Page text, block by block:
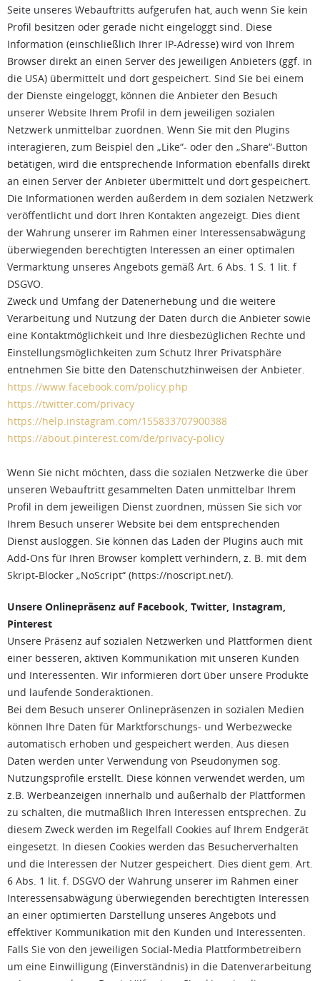
Seite unseres Webauftritts aufgerufen hat, auch wenn Sie kein
Profil besitzen oder gerade nicht eingeloggt sind. Diese
Information (einschließlich Ihrer IP-Adresse) wird von Ihrem
Browser direkt an einen Server des jeweiligen Anbieters (ggf. in
die USA) übermittelt und dort gespeichert. Sind Sie bei einem
der Dienste eingeloggt, können die Anbieter den Besuch
unserer Website Ihrem Profil in dem jeweiligen sozialen
Netzwerk unmittelbar zuordnen. Wenn Sie mit den Plugins
interagieren, zum Beispiel den „Like“- oder den „Share“-Button
betätigen, wird die entsprechende Information ebenfalls direkt
an einen Server der Anbieter übermittelt und dort gespeichert.
Die Informationen werden außerdem in dem sozialen Netzwerk
veröffentlicht und dort Ihren Kontakten angezeigt. Dies dient
der Wahrung unserer im Rahmen einer Interessensabwägung
überwiegenden berechtigten Interessen an einer optimalen
Vermarktung unseres Angebots gemäß Art. 6 Abs. 1 S. 1 lit. f
DSGVO.
Zweck und Umfang der Datenerhebung und die weitere
Verarbeitung und Nutzung der Daten durch die Anbieter sowie
eine Kontaktmöglichkeit und Ihre diesbezüglichen Rechte und
Einstellungsmöglichkeiten zum Schutz Ihrer Privatsphäre
entnehmen Sie bitte den Datenschutzhinweisen der Anbieter.
https://www.facebook.com/policy.php
https://twitter.com/privacy
https://help.instagram.com/155833707900388
https://about.pinterest.com/de/privacy-policy
Wenn Sie nicht möchten, dass die sozialen Netzwerke die über
unseren Webauftritt gesammelten Daten unmittelbar Ihrem
Profil in dem jeweiligen Dienst zuordnen, müssen Sie sich vor
Ihrem Besuch unserer Website bei dem entsprechenden
Dienst ausloggen. Sie können das Laden der Plugins auch mit
Add-Ons für Ihren Browser komplett verhindern, z. B. mit dem
Skript-Blocker „NoScript“ (https://noscript.net/).
Unsere Onlinepräsenz auf Facebook, Twitter, Instagram,
Pinterest
Unsere Präsenz auf sozialen Netzwerken und Plattformen dient
einer besseren, aktiven Kommunikation mit unseren Kunden
und Interessenten. Wir informieren dort über unsere Produkte
und laufende Sonderaktionen.
Bei dem Besuch unserer Onlinepräsenzen in sozialen Medien
können Ihre Daten für Marktforschungs- und Werbezwecke
automatisch erhoben und gespeichert werden. Aus diesen
Daten werden unter Verwendung von Pseudonymen sog.
Nutzungsprofile erstellt. Diese können verwendet werden, um
z.B. Werbeanzeigen innerhalb und außerhalb der Plattformen
zu schalten, die mutmaßlich Ihren Interessen entsprechen. Zu
diesem Zweck werden im Regelfall Cookies auf Ihrem Endgerät
eingesetzt. In diesen Cookies werden das Besucherverhalten
und die Interessen der Nutzer gespeichert. Dies dient gem. Art.
6 Abs. 1 lit. f. DSGVO der Wahrung unserer im Rahmen einer
Interessensabwägung überwiegenden berechtigten Interessen
an einer optimierten Darstellung unseres Angebots und
effektiver Kommunikation mit den Kunden und Interessenten.
Falls Sie von den jeweiligen Social-Media Plattformbetreibern
um eine Einwilligung (Einverständnis) in die Datenverarbeitung